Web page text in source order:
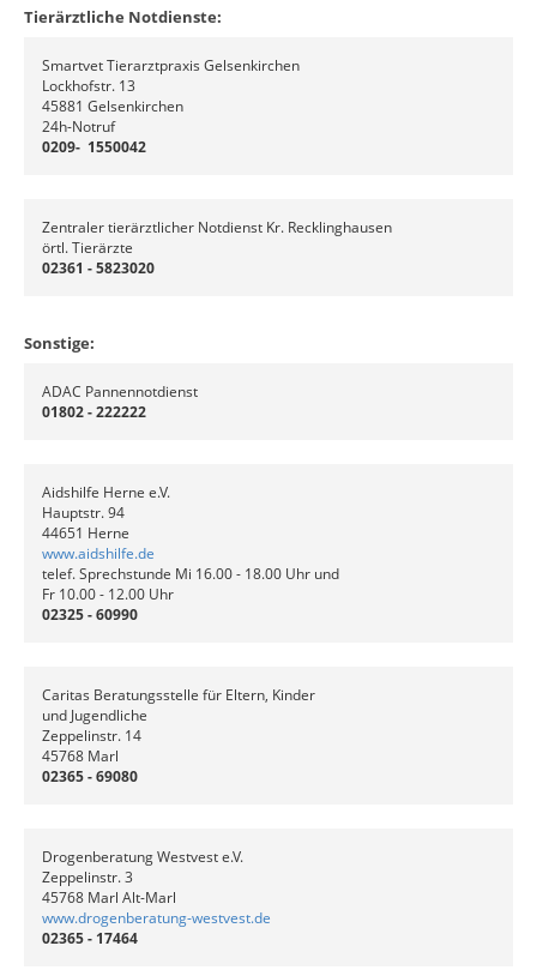
Tierärztliche Notdienste:
Smartvet Tierarztpraxis Gelsenkirchen
Lockhofstr. 13
45881 Gelsenkirchen
24h-Notruf
0209- 1550042
Zentraler tierärztlicher Notdienst Kr. Recklinghausen
örtl. Tierärzte
02361 - 5823020
Sonstige:
ADAC Pannennotdienst
01802 - 222222
Aidshilfe Herne e.V.
Hauptstr. 94
44651 Herne
www.aidshilfe.de
telef. Sprechstunde Mi 16.00 - 18.00 Uhr und
Fr 10.00 - 12.00 Uhr
02325 - 60990
Caritas Beratungsstelle für Eltern, Kinder
und Jugendliche
Zeppelinstr. 14
45768 Marl
02365 - 69080
Drogenberatung Westvest e.V.
Zeppelinstr. 3
45768 Marl Alt-Marl
www.drogenberatung-westvest.de
02365 - 17464